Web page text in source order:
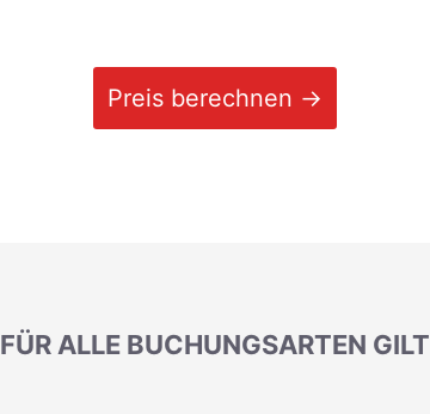
Preis berechnen →
FÜR ALLE BUCHUNGSARTEN GILT